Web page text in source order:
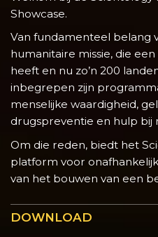
Showcase.
Van fundamenteel belang
humanitaire missie, die
heeft en nu zo’n 200
inbegrepen zijn
menselijke waardigheid,
drugspreventie en hulp bij
Om die reden, biedt het
platform voor
van het bouwen van een
DOWNLOAD